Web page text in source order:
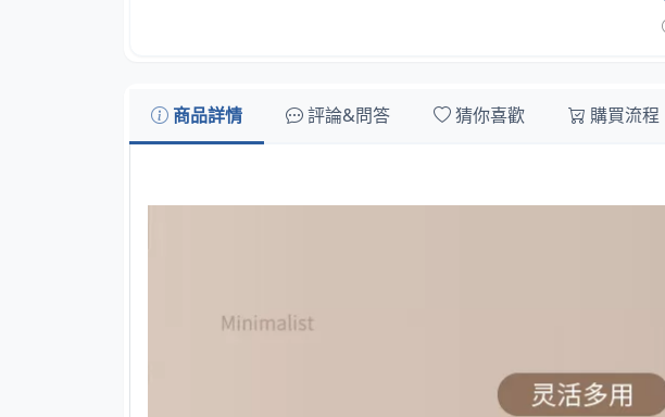
商品詳情 評論&問答 猜你喜歡 購買流程